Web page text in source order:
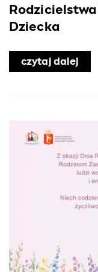
Dziecka
czytaj dalej